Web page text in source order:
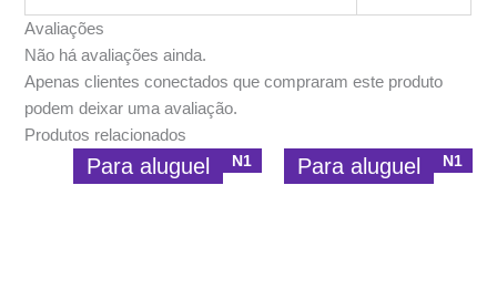
Avaliações
Não há avaliações ainda.
Apenas clientes conectados que compraram este produto
podem deixar uma avaliação.
Produtos relacionados
Para aluguel N1 Para aluguel N1